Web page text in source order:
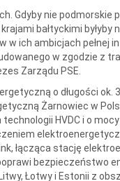
Gdyby nie podmorskie
bałtyckimi byłyby
ich ambicjach pełnej
w zgodzie z
Zarządu PSE.
o długości ok.
Żarnowiec w
HVDC i o
łącząca stację
bezpieczeństwo
Łotwy i Estonii z